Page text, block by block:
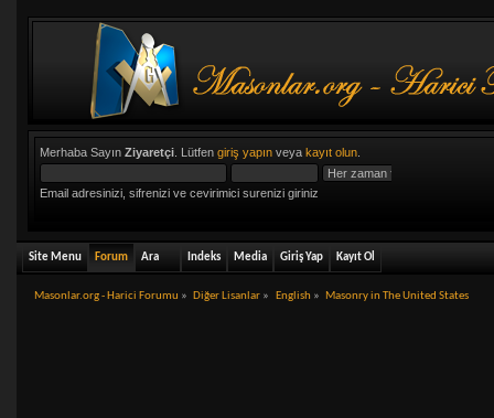
Merhaba Sayın Ziyaretçi. Lütfen giriş yapınveya kayıt olun.
Email adresinizi, sifrenizi ve cevirimici surenizi giriniz
Site Menu Forum Ara Indeks Media Giriş Yap Kayıt Ol
Masonlar.org - Harici Forumu » Diğer Lisanlar » English» Masonry in The United States